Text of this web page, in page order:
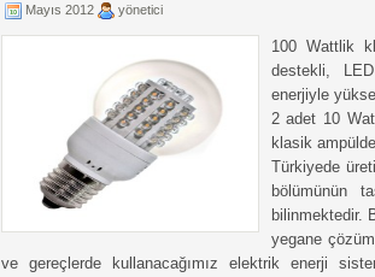
Mayıs 2012 yönetici
100 Wattlik
destekli,
enerjiyle
2 adet 10
klasik
Türkiyede
bölümünün
bilinmektedir.
yegane
ve gereçlerde kullanacağımız elektrik enerji